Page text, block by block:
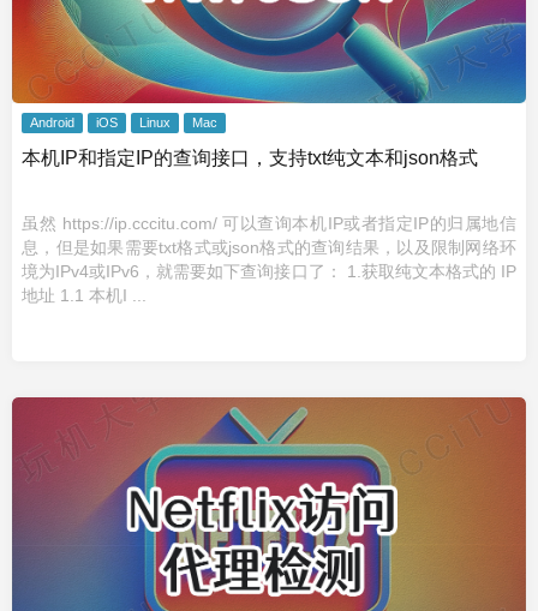
Android iOS Linux Mac
本机IP和指定IP的查询接口，支持txt纯文本和json格式
虽然 https://ip.cccitu.com/ 可以查询本机IP或者指定IP的归属地信
息，但是如果需要txt格式或json格式的查询结果，以及限制网络环
境为IPv4或IPv6，就需要如下查询接口了： 1.获取纯文本格式的 IP
地址 1.1 本机I ...